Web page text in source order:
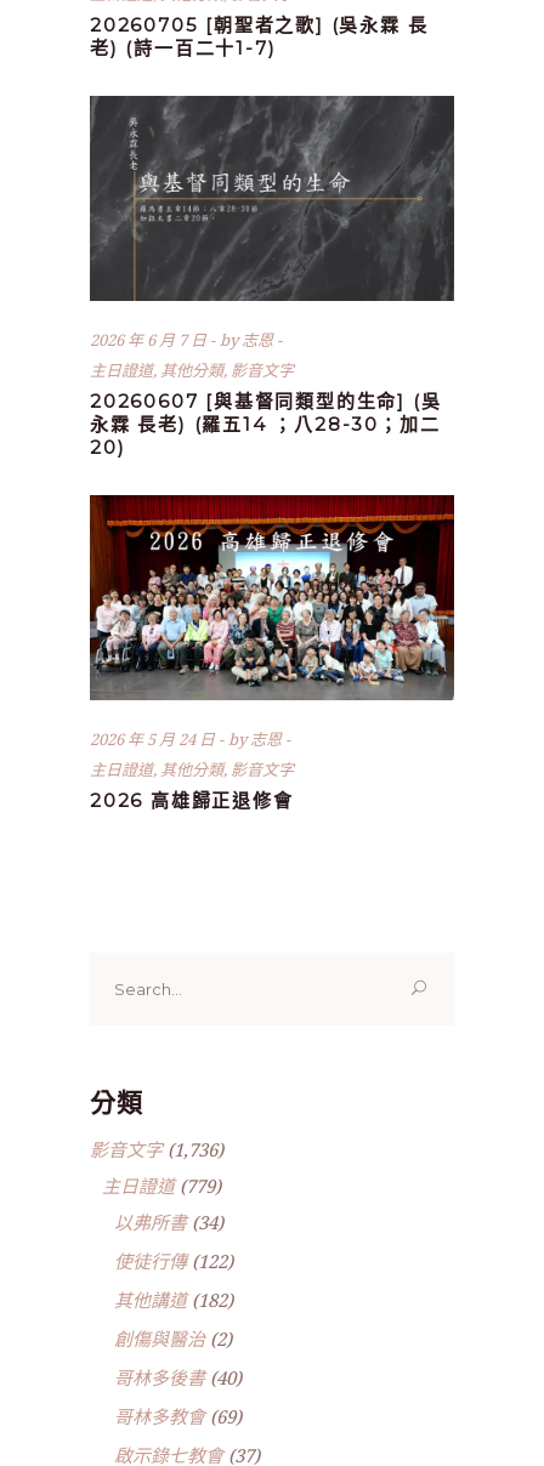
20260705 [朝聖者之歌] (吳永霖 長
老) (詩一百二十1-7)
2026 年 6 月 7 日 by志恩
主日證道, 其他分類, 影音文字
20260607 [與基督同類型的生命] (吳
永霖 長老) (羅五14 ；八28-30；加二
20)
2026 年 5 月 24 日 by志恩
主日證道, 其他分類, 影音文字
2026 高雄歸正退修會
for:
分類
影音文字(1,736)
主日證道(779)
以弗所書(34)
使徒行傳(122)
其他講道(182)
創傷與醫治(2)
哥林多後書(40)
哥林多教會(69)
啟示錄七教會(37)